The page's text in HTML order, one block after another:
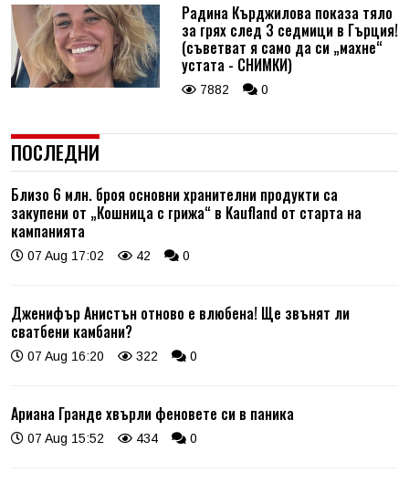
Радина Кърджилова показа тяло
за грях след 3 седмици в Гърция!
(съветват я само да си „махне“
устата - СНИМКИ)
7882 0
ПОСЛЕДНИ
Близо 6 млн. броя основни хранителни продукти са
закупени от „Кошница с грижа“ в Kaufland от старта на
кампанията
07 Aug 17:02 42 0
Дженифър Анистън отново е влюбена! Ще звънят ли
сватбени камбани?
07 Aug 16:20 322 0
Ариана Гранде хвърли феновете си в паника
07 Aug 15:52 434 0